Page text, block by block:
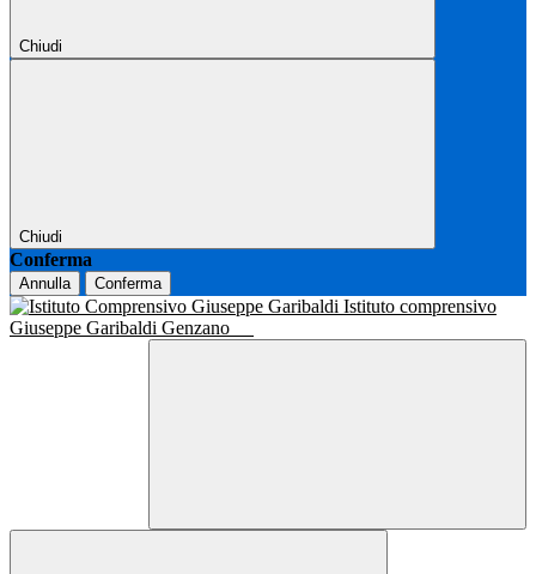
Chiudi
Chiudi
Conferma
Annulla Conferma
Istituto comprensivo
Giuseppe Garibaldi Genzano